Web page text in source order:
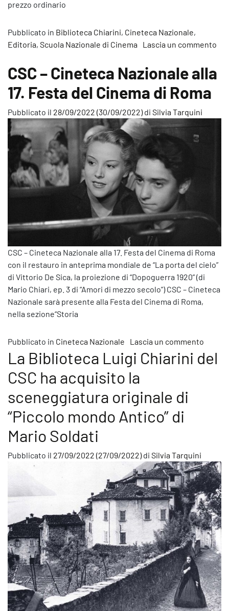
prezzo ordinario
Pubblicato in Biblioteca Chiarini, Cineteca Nazionale,
Editoria, Scuola Nazionale di Cinema
Lascia un commento
CSC – Cineteca Nazionale alla
17. Festa del Cinema di Roma
Pubblicato il 28/09/2022 (30/09/2022)di Silvia Tarquini
CSC – Cineteca Nazionale alla 17. Festa del Cinema di Roma
con il restauro in anteprima mondiale de “La porta del cielo”
di Vittorio De Sica, la proiezione di “Dopoguerra 1920” (di
Mario Chiari, ep. 3 di “Amori di mezzo secolo”) CSC – Cineteca
Nazionale sarà presente alla Festa del Cinema di Roma,
nella sezione“Storia
Pubblicato in Cineteca Nazionale Lascia un commento
La Biblioteca Luigi Chiarini del
CSC ha acquisito la
sceneggiatura originale di
“Piccolo mondo Antico” di
Mario Soldati
Pubblicato il 27/09/2022 (27/09/2022)di Silvia Tarquini